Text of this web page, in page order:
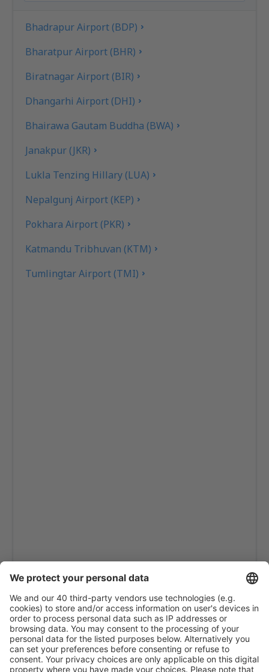
Bhadrapur Airport (BDP)
Bharatpur Airport (BHR)
Biratnagar Airport (BIR)
Dhangarhi Airport (DHI)
Bhairawa Gautam Buddha (BWA)
Janakpur (JKR)
Lukla Tenzing Hillary (LUA)
Nepalgunj Airport (KEP)
Pokhara Airport (PKR)
Katmandu Tribhuvan (KTM)
Tumlingtar Airport (TMI)